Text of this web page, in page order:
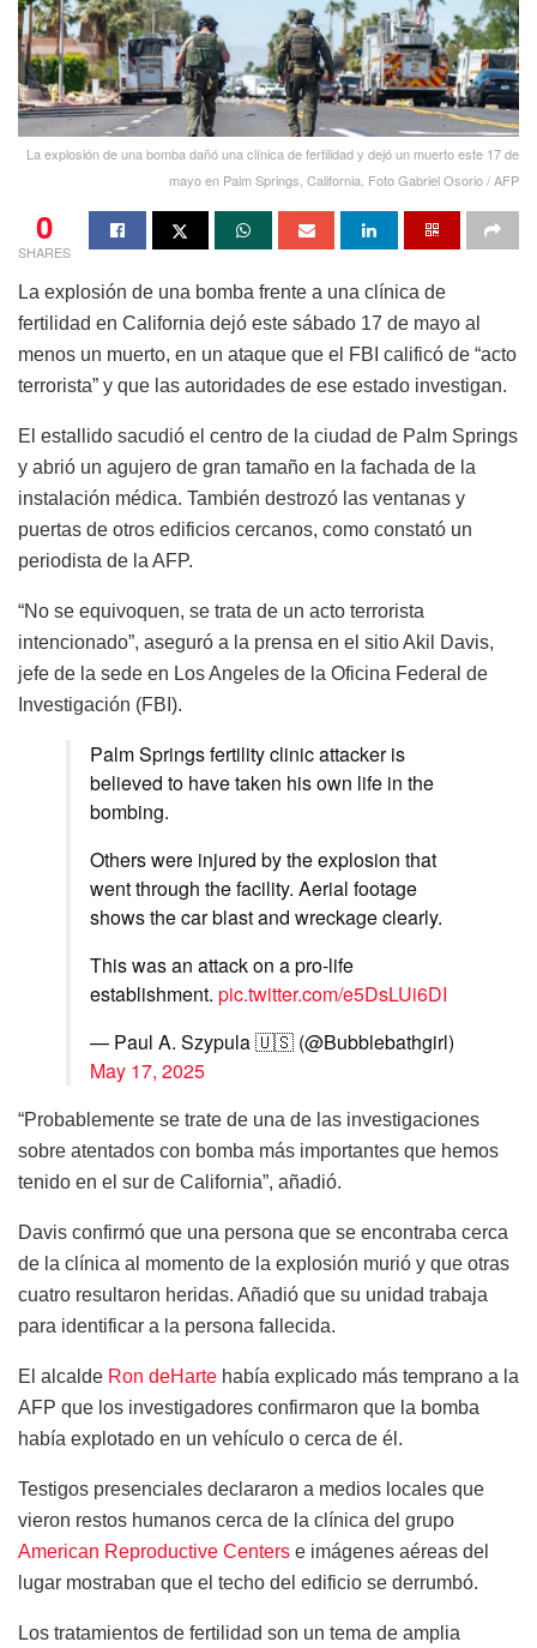
La explosión de una bomba dañó una clínica de fertilidad y dejó un muerto este 17 de
mayo en Palm Springs, California. Foto Gabriel Osorio / AFP
0
SHARES
La explosión de una bomba frente a una clínica de
fertilidad en California dejó este sábado 17 de mayo al
menos un muerto, en un ataque que el FBI calificó de “acto
terrorista” y que las autoridades de ese estado investigan.
El estallido sacudió el centro de la ciudad de Palm Springs
y abrió un agujero de gran tamaño en la fachada de la
instalación médica. También destrozó las ventanas y
puertas de otros edificios cercanos, como constató un
periodista de la AFP.
“No se equivoquen, se trata de un acto terrorista
intencionado”, aseguró a la prensa en el sitio Akil Davis,
jefe de la sede en Los Angeles de la Oficina Federal de
Investigación (FBI).
Palm Springs fertility clinic attacker is
believed to have taken his own life in the
bombing.
Others were injured by the explosion that
went through the facility. Aerial footage
shows the car blast and wreckage clearly.
This was an attack on a pro-life
establishment. pic.twitter.com/e5DsLUi6DI
— Paul A. Szypula 🇺🇸 (@Bubblebathgirl)
May 17, 2025
“Probablemente se trate de una de las investigaciones
sobre atentados con bomba más importantes que hemos
tenido en el sur de California”, añadió.
Davis confirmó que una persona que se encontraba cerca
de la clínica al momento de la explosión murió y que otras
cuatro resultaron heridas. Añadió que su unidad trabaja
para identificar a la persona fallecida.
El alcalde Ron deHarte había explicado más temprano a la
AFP que los investigadores confirmaron que la bomba
había explotado en un vehículo o cerca de él.
Testigos presenciales declararon a medios locales que
vieron restos humanos cerca de la clínica del grupo
American Reproductive Centers e imágenes aéreas del
lugar mostraban que el techo del edificio se derrumbó.
Los tratamientos de fertilidad son un tema de amplia